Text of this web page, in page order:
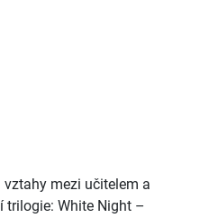
mezi učitelem a
trilogie: White Night –